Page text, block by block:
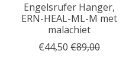
Engelsrufer Hanger,
ERN-HEAL-ML-M met
malachiet
€44,50 €89,00